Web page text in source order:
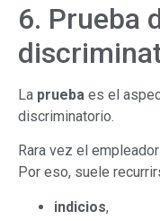
6. Prueba
La prueba es el
discriminatorio.
Rara vez el
Por eso, suele
indicios,